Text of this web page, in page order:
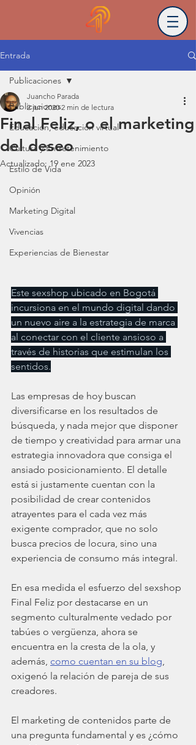
Entrada
Publicaciones
Educación, educación virtual
Cultura y Entretenimiento
Estilo de Vida
Opinión
Marketing Digital
Vivencias
Experiencias de Bienestar
Publicaciones
Final Feliz, o el marketing
del deseo
Juancho Parada
2 jun 2020 2 min de lectura
Actualizado:19 ene 2023
Este sexshop ubicado en Bogotá
incursiona en el mundo digital dando
un nuevo aire a la estrategia de marca
al conectar con el cliente ansioso a
través de historias que estimulan los
sentidos.
Las empresas de hoy buscan
diversificarse en los resultados de
búsqueda, y nada mejor que disponer
de tiempo y creatividad para armar una
estrategia innovadora que consiga el
ansiado posicionamiento. El detalle
está si justamente cuentan con la
posibilidad de crear contenidos
atrayentes para el cada vez más
exigente comprador, que no solo
busca precios de locura, sino una
experiencia de consumo más integral.
En esa medida el esfuerzo del sexshop
Final Feliz por destacarse en un
segmento culturalmente vedado por
tabúes o vergüenza, ahora se
encuentra en la cresta de la ola, y
además, como cuentan en su blog
oxigenó la relación de pareja de sus
creadores.
El marketing de contenidos parte de
una pregunta fundamental y es ¿cómo